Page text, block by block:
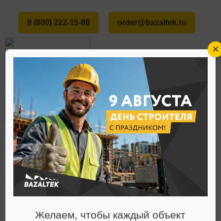
8 (800) 222-15-88 order@bazaltek.ru
ГЛАВНАЯ О НАС
СТАТЬИ
В ЧЕМ ПОПУЛЯРНОСТЬ ПЛАСТИКОВЫХ
ТРУБ, АРМИРОВАННЫХ БАЗАЛЬТОМ?
СтатьиЖелаем, чтобы каждый объект
×